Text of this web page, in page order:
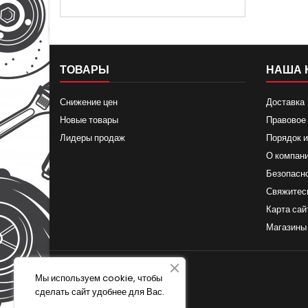
ТОВАРЫ
Снижение цен
Новые товары
Лидеры продаж
НАША
Доставка
Порядок
О
Карта
Магазины
Мы используем cookie, чтобы
сделать сайт удобнее для Вас.